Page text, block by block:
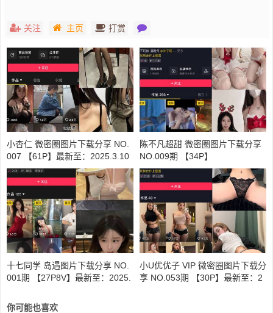
关注 主页 打赏
小杏仁 微密圈图片下载分享 NO.
007 【61P】最新至：2025.3.10
陈不凡超甜 微密圈图片下载分享
NO.009期 【34P】
十七同学 岛遇图片下载分享 NO.
001期 【27P8V】最新至：2025.
小U优优子 VIP 微密圈图片下载分
享 NO.053期 【30P】最新至：2
你可能也喜欢